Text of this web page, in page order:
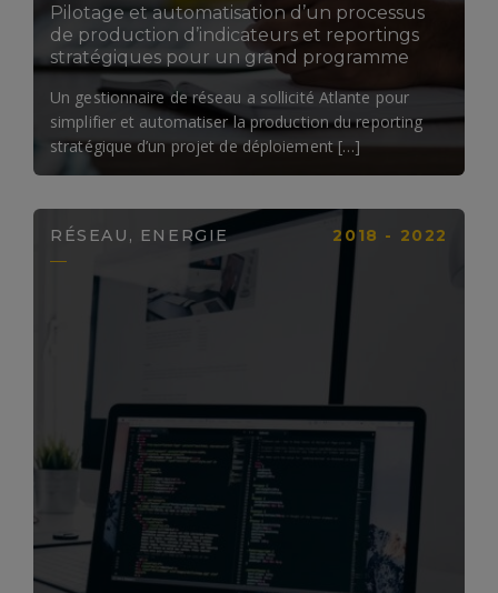
Pilotage et automatisation d’un processus
de production d’indicateurs et reportings
stratégiques pour un grand programme
Un gestionnaire de réseau a sollicité Atlante pour
simplifier et automatiser la production du reporting
stratégique d’un projet de déploiement […]
RÉSEAU, ENERGIE 2018 - 2022
LIRE LA SUITE